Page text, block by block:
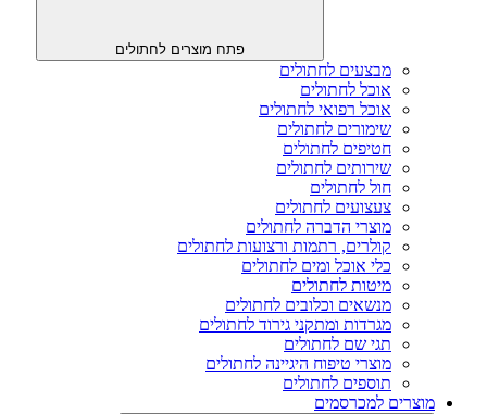
פתח מוצרים לחתולים
מבצעים לחתולים
אוכל לחתולים
אוכל רפואי לחתולים
שימורים לחתולים
חטיפים לחתולים
שירותים לחתולים
חול לחתולים
צעצועים לחתולים
מוצרי הדברה לחתולים
קולרים, רתמות ורצועות לחתולים
כלי אוכל ומים לחתולים
מיטות לחתולים
מנשאים וכלובים לחתולים
מגרדות ומתקני גירוד לחתולים
תגי שם לחתולים
מוצרי טיפוח היגיינה לחתולים
תוספים לחתולים
מוצרים למכרסמים